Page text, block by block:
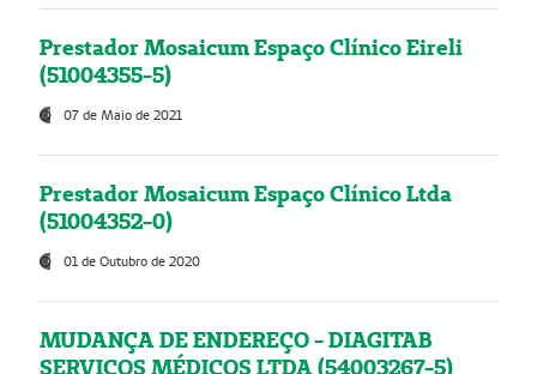
Prestador Mosaicum Espaço Clínico Eireli
(51004355-5)
07 de Maio de 2021
Prestador Mosaicum Espaço Clínico Ltda
(51004352-0)
01 de Outubro de 2020
MUDANÇA DE ENDEREÇO - DIAGITAB
SERVIÇOS MÉDICOS LTDA (54003267-5)